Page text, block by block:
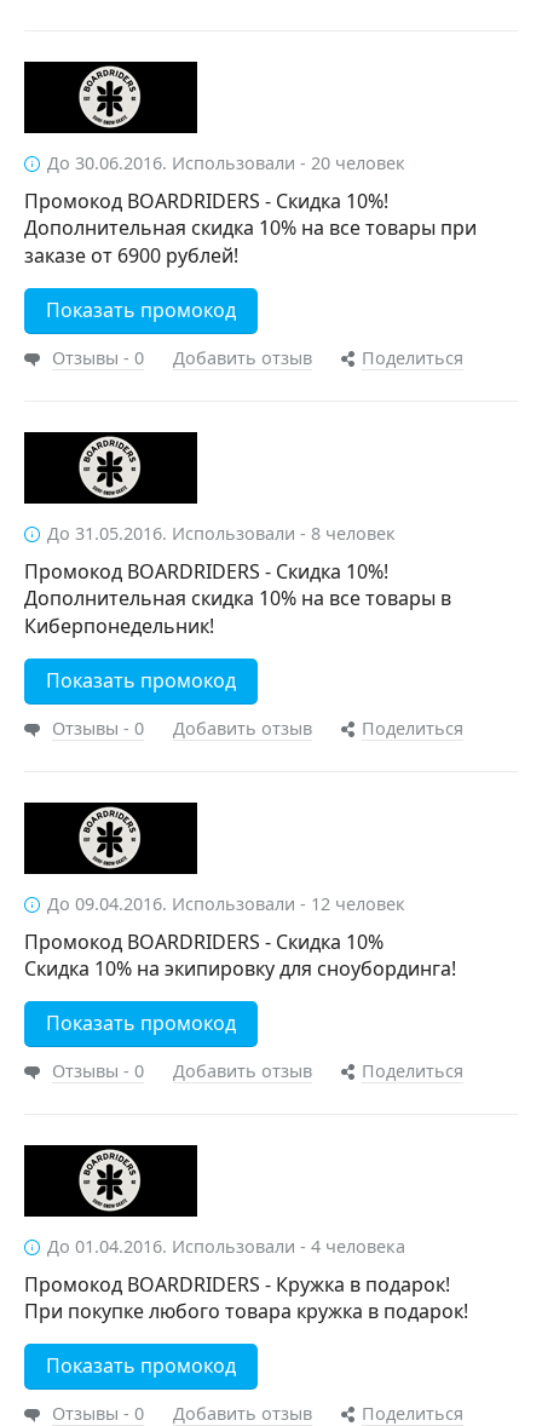
До 30.06.2016. Использовали - 20 человек
Промокод BOARDRIDERS - Скидка 10%!
Дополнительная скидка 10% на все товары при
заказе от 6900 рублей!
Показать промокод
Отзывы - 0 Добавить отзыв Поделиться
До 31.05.2016. Использовали - 8 человек
Промокод BOARDRIDERS - Скидка 10%!
Дополнительная скидка 10% на все товары в
Киберпонедельник!
Показать промокод
Отзывы - 0 Добавить отзыв Поделиться
До 09.04.2016. Использовали - 12 человек
Промокод BOARDRIDERS - Скидка 10%
Скидка 10% на экипировку для сноубординга!
Показать промокод
Отзывы - 0 Добавить отзыв Поделиться
До 01.04.2016. Использовали - 4 человека
Промокод BOARDRIDERS - Кружка в подарок!
При покупке любого товара кружка в подарок!
Показать промокод
Отзывы - 0 Добавить отзыв Поделиться